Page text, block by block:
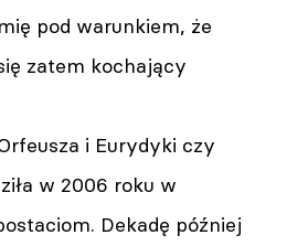
pod warunkiem, że
zatem kochający
i Eurydyki czy
w 2006 roku w
Dekadę później